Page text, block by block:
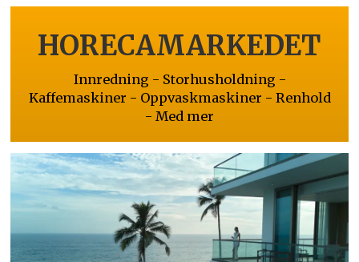
HORECAMARKEDET
Innredning - Storhusholdning -
Kaffemaskiner - Oppvaskmaskiner - Renhold
- Med mer